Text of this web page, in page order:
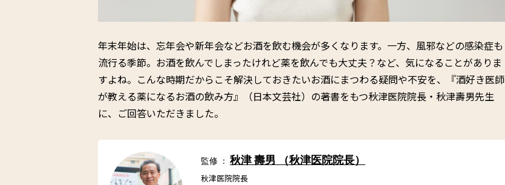
年末年始は、忘年会や新年会などお酒を飲む機会が多くなります。一方、風邪などの感染症も
流行る季節。お酒を飲んでしまったけれど薬を飲んでも大丈夫？など、気になることがありま
すよね。こんな時期だからこそ解決しておきたいお酒にまつわる疑問や不安を、『酒好き医師
が教える薬になるお酒の飲み方』（日本文芸社）の著書をもつ秋津医院院長・秋津壽男先生
に、ご回答いただきました。
監修 ：秋津 壽男 （秋津医院院長）
秋津医院院長